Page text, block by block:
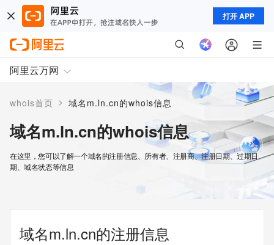
打开 APP
阿里云万网
whois首页 > 域名m.ln.cn的whois信息
域名m.ln.cn的whois信息
在这里，您可以了解一个域名的注册信息、所有者、注册商、注册日期、过期日
期、域名状态等信息
域名m.ln.cn的注册信息